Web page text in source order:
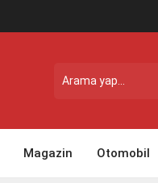
Magazin Otomobil